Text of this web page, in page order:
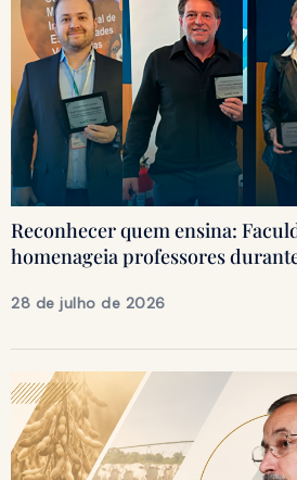
Reconhecer quem ensina:
homenageia professores
28 de julho de 2026